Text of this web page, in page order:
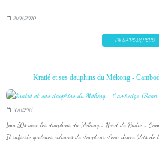
21/04/2020
EN SAVOIR PLUS
Kratié et ses dauphins du Mékong -
16/11/2014
1mn 50s avec les dauphins du Mékong - Nord de Kratié -
Il subsiste quelques colonies de dauphins d'eau douce (dits